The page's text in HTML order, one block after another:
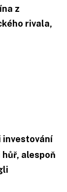
z
rivala,
investování
alespoň